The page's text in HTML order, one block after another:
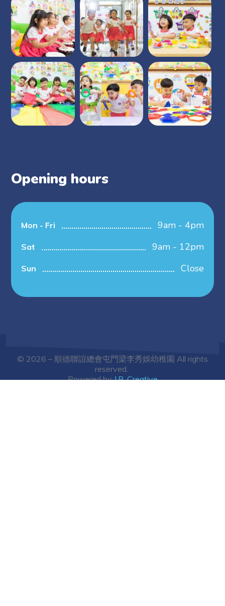
Opening hours
Mon - Fri 9am - 4pm
Sat 9am - 12pm
Sun Close
© 2026 – 順德聯誼總會屯門梁李秀娛幼稚園 All rights
reserved.
Powered byJ.B. Creative